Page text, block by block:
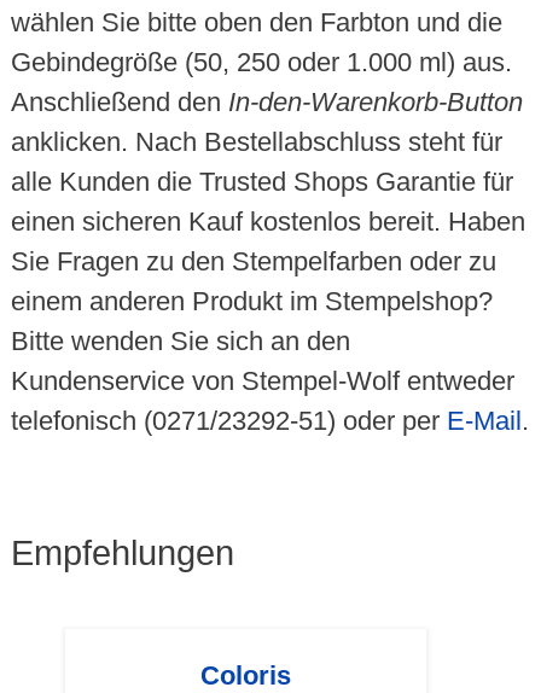
wählen Sie bitte oben den Farbton und die
Gebindegröße (50, 250 oder 1.000 ml) aus.
Anschließend den In-den-Warenkorb-Button
anklicken. Nach Bestellabschluss steht für
alle Kunden die Trusted Shops Garantie für
einen sicheren Kauf kostenlos bereit. Haben
Sie Fragen zu den Stempelfarben oder zu
einem anderen Produkt im Stempelshop?
Bitte wenden Sie sich an den
Kundenservice von Stempel-Wolf entweder
telefonisch (0271/23292-51) oder per E-Mail .
Empfehlungen
Coloris